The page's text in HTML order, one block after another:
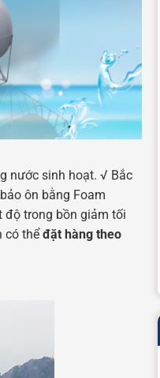
nước sinh hoạt. √ Bắc
ôn bằng Foam
độ trong bồn giảm tối
có thểđặt hàng theo